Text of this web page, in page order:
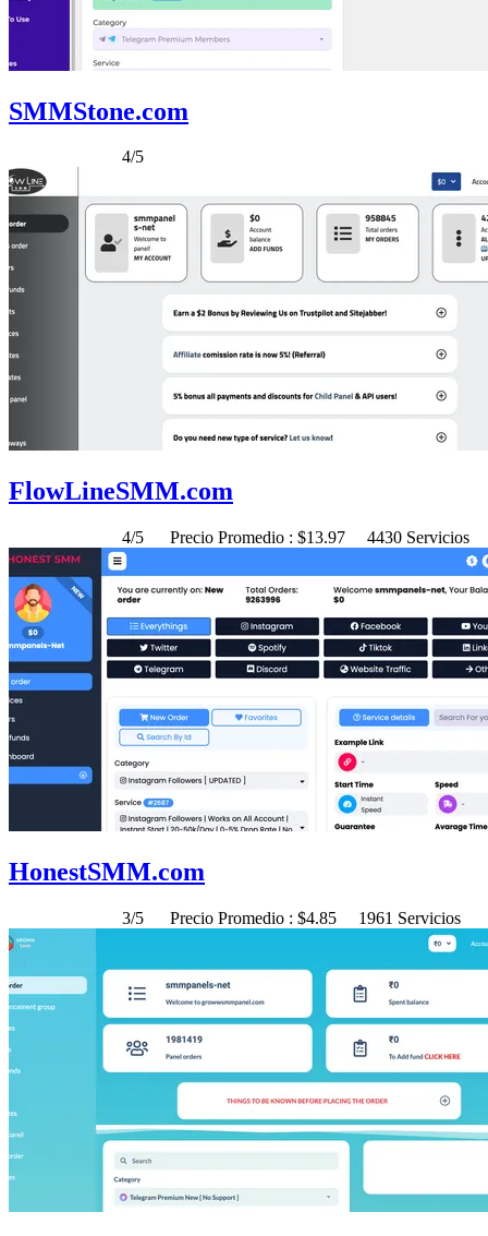
SMMStone.com
4/5
FlowLineSMM.com
4/5 Precio Promedio : $13.97 4430 Servicios
HonestSMM.com
3/5 Precio Promedio : $4.85 1961 Servicios